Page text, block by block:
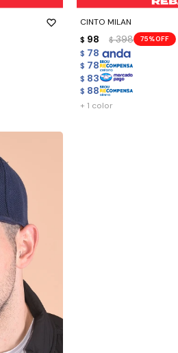
CINTO MILAN
$ 98 $ 398 75
$ 78
$ 78
$ 83
$ 88
+ 1 color